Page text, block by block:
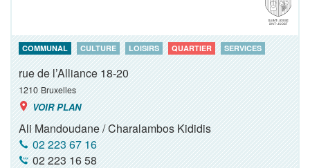
COMMUNAL CULTURE LOISIRS QUARTIER SERVICES
rue de l’Alliance 18-20
1210 Bruxelles
VOIR PLAN
Ali Mandoudane / Charalambos Kididis
02 223 67 16
02 223 16 58